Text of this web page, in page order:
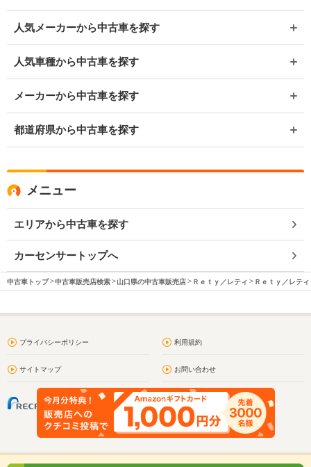
人気メーカーから中古車を探す
人気車種から中古車を探す
メーカーから中古車を探す
都道府県から中古車を探す
メニュー
エリアから中古車を探す
カーセンサートップへ
中古車トップ 中古車販売店検索 山口県の中古車販売店 Ｒｅｔｙ／レティ Ｒｅｔｙ／レテ
プライバシーポリシー 利用規約
サイトマップ お問い合わせ